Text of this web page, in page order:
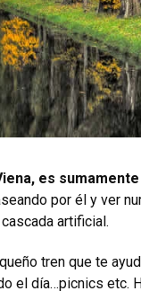
es
por él y ver
artificial.
tren que te
el día…picnics etc.